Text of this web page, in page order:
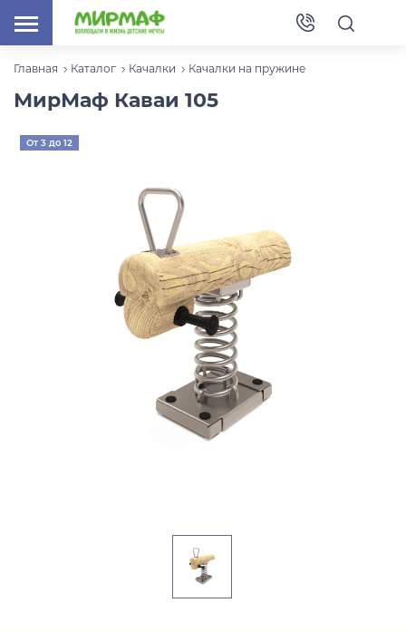
Главная Каталог Качалки Качалки на пружине
МирМаф Каваи 105
От 3 до 12